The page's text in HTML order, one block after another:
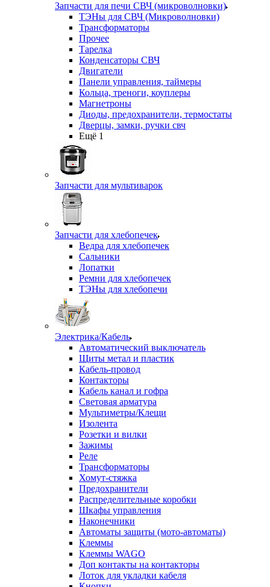
Запчасти для печи СВЧ (микроволновки)
ТЭНы для СВЧ (Микроволновки)
Трансформаторы
Прочее
Тарелка
Конденсаторы СВЧ
Двигатели
Панели управления, таймеры
Кольца, треноги, коуплеры
Магнетроны
Диоды, предохранители, термостаты
Дверцы, замки, ручки свч
Ещё 1
Запчасти для мультиварок
Запчасти для хлебопечек
Ведра для хлебопечек
Сальники
Лопатки
Ремни для хлебопечек
ТЭНы для хлебопечи
Электрика/Кабель
Автоматический выключатель
Щиты метал и пластик
Кабель-провод
Контакторы
Кабель канал и гофра
Световая арматура
Мультиметры/Клещи
Изолента
Розетки и вилки
Зажимы
Реле
Трансформаторы
Хомут-стяжка
Предохранители
Распределительные коробки
Шкафы управления
Наконечники
Автоматы защиты (мото-автоматы)
Клеммы
Клеммы WAGO
Доп контакты на контакторы
Лоток для укладки кабеля